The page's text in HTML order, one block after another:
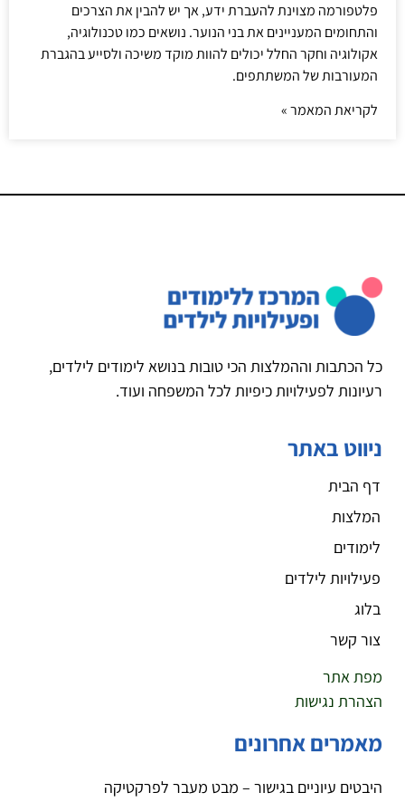
פלטפורמה מצוינת להעברת ידע, אך יש להבין את הצרכים
והתחומים המעניינים את בני הנוער. נושאים כמו טכנולוגיה,
אקולוגיה וחקר החלל יכולים להוות מוקד משיכה ולסייע בהגברת
המעורבות של המשתתפים.
לקריאת המאמר »
כל הכתבות וההמלצות הכי טובות בנושא לימודים לילדים,
רעיונות לפעילויות כיפיות לכל המשפחה ועוד.
ניווט באתר
דף הבית
המלצות
לימודים
פעילויות לילדים
בלוג
צור קשר
מפת אתר
הצהרת נגישות
מאמרים אחרונים
היבטים עיוניים בגישור – מבט מעבר לפרקטיקה